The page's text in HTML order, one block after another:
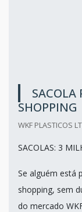
SACOLA
SHOPPING
WKF PLASTICOS
SACOLAS: 3
Se alguém está
shopping, sem
do mercado